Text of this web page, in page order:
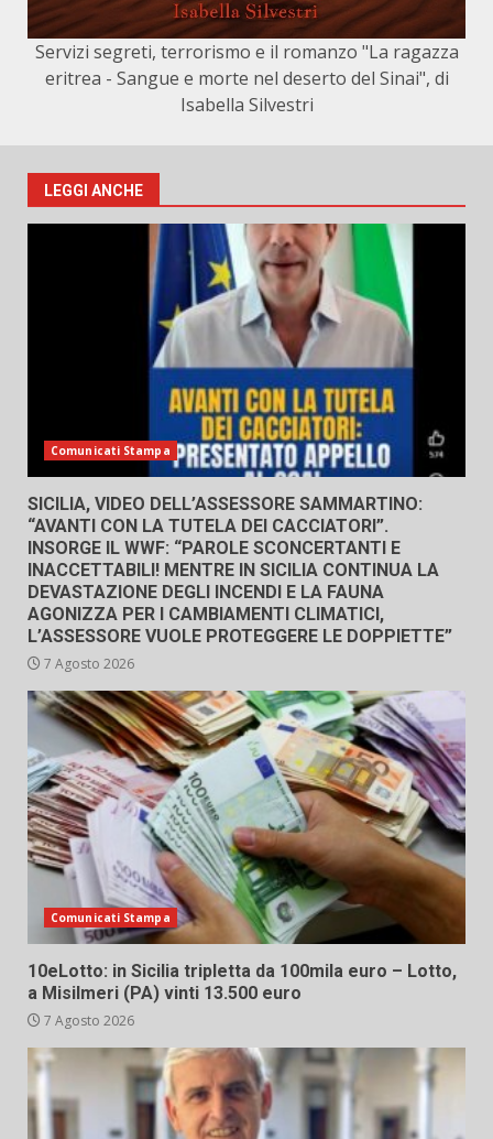
Servizi segreti, terrorismo e il romanzo "La ragazza
eritrea - Sangue e morte nel deserto del Sinai", di
Isabella Silvestri
LEGGI ANCHE
Comunicati Stampa
SICILIA, VIDEO DELL’ASSESSORE SAMMARTINO:
“AVANTI CON LA TUTELA DEI CACCIATORI”.
INSORGE IL WWF: “PAROLE SCONCERTANTI E
INACCETTABILI! MENTRE IN SICILIA CONTINUA LA
DEVASTAZIONE DEGLI INCENDI E LA FAUNA
AGONIZZA PER I CAMBIAMENTI CLIMATICI,
L’ASSESSORE VUOLE PROTEGGERE LE DOPPIETTE”
7 Agosto 2026
Comunicati Stampa
10eLotto: in Sicilia tripletta da 100mila euro – Lotto,
a Misilmeri (PA) vinti 13.500 euro
7 Agosto 2026